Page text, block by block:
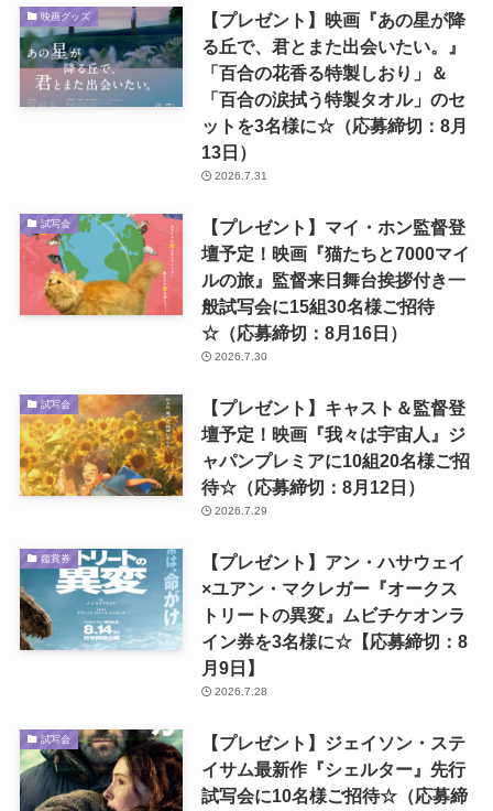
映画グッズ
【プレゼント】映画『あの星が降
る丘で、君とまた出会いたい。』
「百合の花香る特製しおり」＆
「百合の涙拭う特製タオル」のセ
ットを3名様に☆（応募締切：8月
13日）
2026.7.31
試写会
【プレゼント】マイ・ホン監督登
壇予定！映画『猫たちと7000マイ
ルの旅』監督来日舞台挨拶付き一
般試写会に15組30名様ご招待
☆（応募締切：8月16日）
2026.7.30
試写会
【プレゼント】キャスト＆監督登
壇予定！映画『我々は宇宙人』ジ
ャパンプレミアに10組20名様ご招
待☆（応募締切：8月12日）
2026.7.29
鑑賞券
【プレゼント】アン・ハサウェイ
×ユアン・マクレガー『オークス
トリートの異変』ムビチケオンラ
イン券を3名様に☆【応募締切：8
月9日】
2026.7.28
試写会
【プレゼント】ジェイソン・ステ
イサム最新作『シェルター』先行
試写会に10名様ご招待☆（応募締